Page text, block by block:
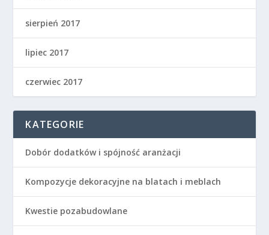
sierpień 2017
lipiec 2017
czerwiec 2017
KATEGORIE
Dobór dodatków i spójność aranżacji
Kompozycje dekoracyjne na blatach i meblach
Kwestie pozabudowlane